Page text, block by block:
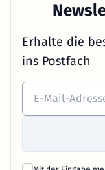
Erhalte die
ins Postfach